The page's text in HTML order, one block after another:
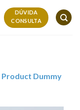
DÚVIDA
CONSULTA
Product Dummy